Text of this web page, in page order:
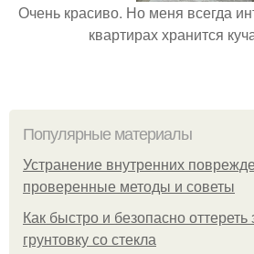
Очень красиво. Но меня всегда
квартирах хранится
Популярные материалы
Устранение внутренних
проверенные методы и советы
Как быстро и безопасно
грунтовку со стекла